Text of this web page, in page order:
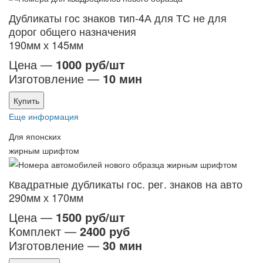
Дубликаты гос знаков тип-4А для ТС не для
дорог общего назначения
190мм х 145мм
Цена — 1000 руб/шт
Изготовление — 10 мин
Купить
Еще информация
Для японских
жирным шрифтом
Квадратные дубликаты гос. рег. знаков на авто
290мм х 170мм
Цена — 1500 руб/шт
Комплект — 2400 руб
Изготовление — 30 мин